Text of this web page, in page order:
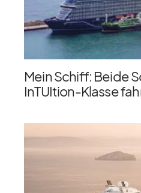
Mein Schiff: Beide
InTUItion-Klasse